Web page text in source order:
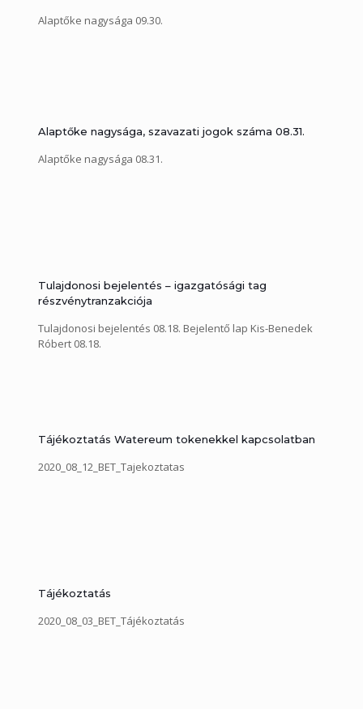
Alaptőke nagysága 09.30.
Alaptőke nagysága, szavazati jogok száma 08.31.
Alaptőke nagysága 08.31.
Tulajdonosi bejelentés – igazgatósági tag
részvénytranzakciója
Tulajdonosi bejelentés 08.18. Bejelentő lap Kis-Benedek
Róbert 08.18.
Tájékoztatás Watereum tokenekkel kapcsolatban
2020_08_12_BET_Tajekoztatas
Tájékoztatás
2020_08_03_BET_Tájékoztatás